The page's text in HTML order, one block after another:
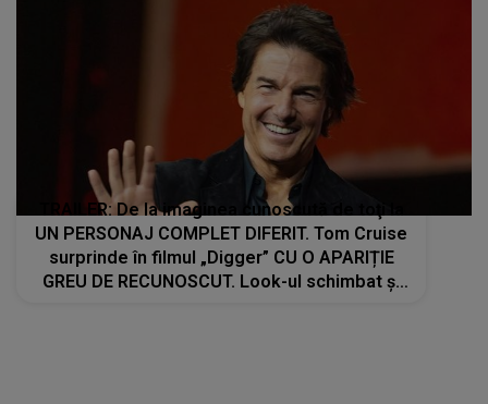
TRAILER: De la imaginea cunoscută de toţi la
UN PERSONAJ COMPLET DIFERIT. Tom Cruise
surprinde în filmul „Digger” CU O APARIȚIE
GREU DE RECUNOSCUT. Look-ul schimbat şi